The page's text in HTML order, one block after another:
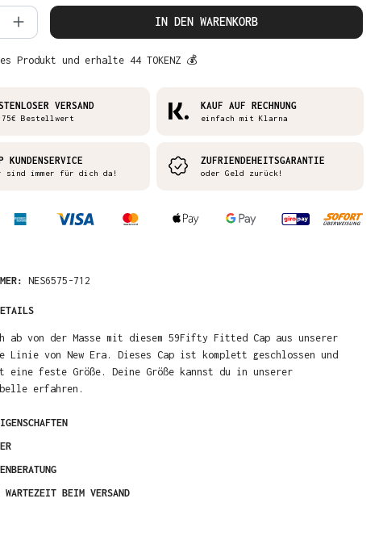
Anzahl: Gib den gewünschten Wert
IN DEN WARENKORB
Produkt und erhalte 44 TOKENZ 💰
VERSAND
75€ Bestellwert
KAUF AUF RECHNUNG
einfach mit Klarna
KUNDENSERVICE
sind immer für dich da!
ZUFRIENDEHEITSGARANTIE
oder Geld zurück!
NES6575-712
ab von der Masse mit diesem 59Fifty Fitted Cap aus unserer
Linie von New Era. Dieses Cap ist komplett geschlossen und
eine feste Größe. Deine Größe kannst du in unserer
erfahren.
BEIM VERSAND